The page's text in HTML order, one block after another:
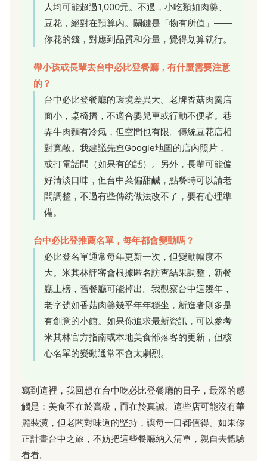
人均可能超過1,000元。不過，小吃類如肉羹、
豆花，絕對在預算內。關鍵是「物有所值」——
你花的錢，對應到品質和分量，覺得划算就行。
帶小孩或長輩去台中必比登餐廳，有什麼需要注意
的？
台中必比登餐廳的環境差異大。老牌香菇肉羹店
面小，桌椅擠，不適合嬰兒車或行動不便者。巷
弄牛肉麵有冷氣，但空間也有限。傳統豆花店相
對寬敞。我建議先查Google地圖的店內照片，
或打電話問（如果有的話）。另外，長輩可能偏
好清淡口味，但台中菜偏甜鹹，點餐時可以請老
闆調整，不過有些傳統做法改不了，要有心理準
備。
台中必比登推薦名單，每年都會變動嗎？
必比登名單通常每年更新一次，但變動幅度不
大。米其林評審會根據匿名訪查結果調整，新餐
廳上榜，舊餐廳可能掉出。我觀察台中這幾年，
老字號如香菇肉羹幾乎年年穩坐，新進者則多是
有創意的小館。如果你追求最新資訊，可以參考
米其林官方指南或本地美食部落客的更新，但核
心名單的變動通常不會太劇烈。
寫到這裡，我回想在台中吃必比登餐廳的日子，最深的感
觸是：美食不在於高級，而在於真誠。這些店可能沒有華
麗裝潢，但老闆對味道的堅持，讓每一口都值得。如果你
正計畫台中之旅，不妨把這些餐廳納入清單，親自去體驗
看看。